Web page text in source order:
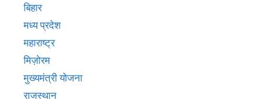
बिहार
मध्य प्रदेश
महाराष्ट्र
मिज़ोरम
मुख्‍यमंत्री योजना
राजस्थान